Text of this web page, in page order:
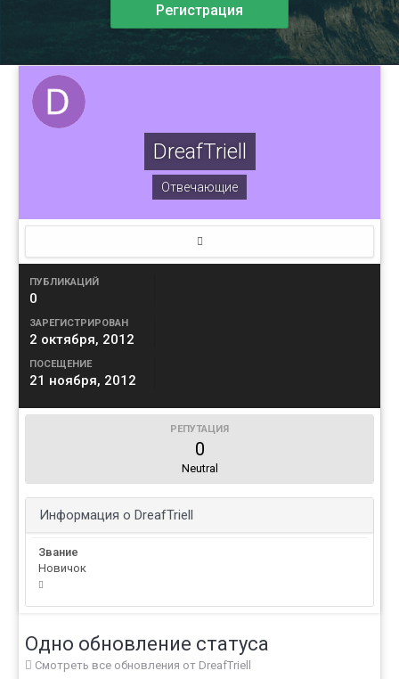
Регистрация
DreafTriell
Отвечающие
ПУБЛИКАЦИЙ
0
ЗАРЕГИСТРИРОВАН
2 октября, 2012
ПОСЕЩЕНИЕ
21 ноября, 2012
РЕПУТАЦИЯ
0
Neutral
Информация о DreafTriell
Звание
Новичок
Одно обновление статуса
Смотреть все обновления от DreafTriell